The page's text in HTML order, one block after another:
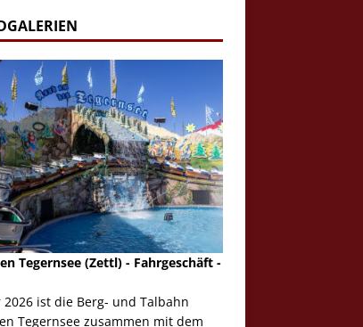
Tegernsee (Zettl) - Fahrgeschäft -
2026 ist die Berg- und Talbahn
Tegernsee zusammen mit dem